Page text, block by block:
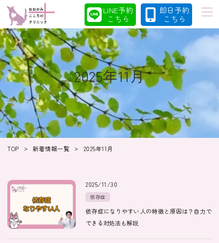
LINE予約
こちら
即日予約
こちら
初めての方へ 当院の特徴
診療案内 コラム
クリニック紹介
医師紹介
2025年11月
TOP > 新着情報一覧 > 2025年11月
2025/11/30
依存症
依存症になりやすい人の特徴と原因は？自力で
できる対処法も解説